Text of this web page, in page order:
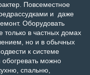
Повсеместное
и даже
Оборудовать
только в частных домах
но и в обычных
к системе
можно
спальню,